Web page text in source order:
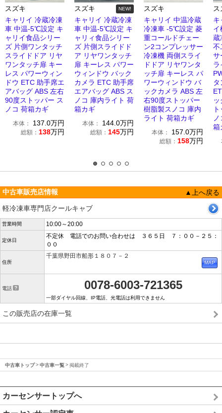
スズキ
キャリイ 冷蔵冷凍
車 中温-5℃設定 キ
ャリイ食品シリー
ズ 片側ワンタッチ
スライドドア リヤ
ワンタッチ扉 キー
レス パワーウィン
ドウ ETC 助手席エ
アバッグ ABS 左右
90度ストッパー ス
ノコ 荷箱カギ
本体： 137.0万円
総額： 138万円
スズキ NEW!
キャリイ 冷蔵冷凍
車 中温-5℃設定 キ
ャリィ食品シリー
ズ 片側スライドド
ア リヤワンタッチ
扉 キーレス パワー
ウィンドウ バック
カメラ ETC 助手席
エアバッグ ABS ス
ノコ 庫内ライト 荷
箱カギ
本体： 144.0万円
総額： 145万円
スズキ
キャリイ 中温冷蔵
冷凍車 -5℃設定 菱
重コールドチェー
ン2コンプレッサー
冷凍機 両側スライ
ドドア リヤワンタ
ッチ扉 キーレス パ
ワーウィンドウ バ
ックカメラ ABS 左
右90度ストッパー
樹脂製スノコ 庫内
ライト 荷箱カギ
本体： 157.0万円
総額： 158万円
ス
キ
イ
蔵
不
サ
ラ
箱
中古車販売店情報
▲上へ戻る
軽冷凍車専門店クールキャブ
営業時間 10:00～20:00
定休日
不定休 電話でのお問い合わせは ３６５日 ７：００－２５：
００
住所
千葉県野田市船形１８０７－２
電話 0078-6003-721365
一部ダイヤル回線、IP電話、光電話は利用できません
この販売店の在庫一覧
中古車トップ 中古車一覧 掲載終了
カーセンサートップへ